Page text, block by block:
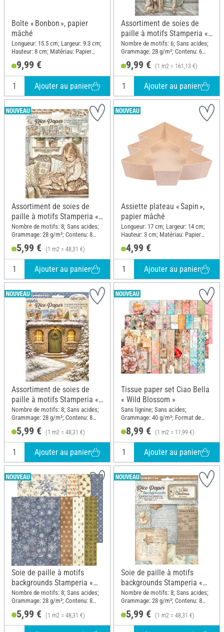
Boîte « Bonbon », papier
mâché
Longueur: 15.5 cm; Largeur: 9.3 cm;
Hauteur: 8 cm; Matériau: Papier
9,99 €
Ajouter au panier
Assortiment de soies de
paille à motifs Stamperia «
White Christmas », DIN A4,
set de 6 pièces
Nombre de motifs: 6; Sans acides;
Grammage: 28 g/m²; Contenu: 6
Matériau: Papier
9,99 € (1 m2 = 161,13 €)
Ajouter au panier
Assortiment de soies de
paille à motifs Stamperia «
White Christmas », DIN A6,
set de 8 pièces
Nombre de motifs: 8; Sans acides;
Grammage: 28 g/m²; Contenu: 8
Matériau: Papier
5,99 € (1 m2 = 48,31 €)
Ajouter au panier
Assiette plateau « Sapin »,
papier mâché
Longueur: 17 cm; Largeur: 14 cm;
Hauteur: 3 cm; Matériau: Papier
4,99 €
Ajouter au panier
Assortiment de soies de
paille à motifs Stamperia «
Silent Night », DIN A6, set
de 8 pièces
Nombre de motifs: 8; Sans acides;
Grammage: 28 g/m²; Contenu: 8
Matériau: Papier
5,99 € (1 m2 = 48,31 €)
Ajouter au panier
Tissue paper set Ciao Bella
« Wild Blossom »
Sans lignine; Sans acides;
Grammage: 40 g/m²; Format de
8,99 € (1 m2 = 11,99 €)
Ajouter au panier
Soie de paille à motifs
backgrounds Stamperia «
Silent Night », DIN A6, set
de 8 pièces
Nombre de motifs: 8; Sans acides;
Grammage: 28 g/m²; Contenu: 8
Matériau: Papier
5,99 € (1 m2 = 48,31 €)
Soie de paille à motifs
backgrounds Stamperia «
White Christmas », DIN A6,
set de 8 pièces
Nombre de motifs: 8; Sans acides;
Grammage: 28 g/m²; Contenu: 8
Matériau: Papier
5,99 € (1 m2 = 48,31 €)